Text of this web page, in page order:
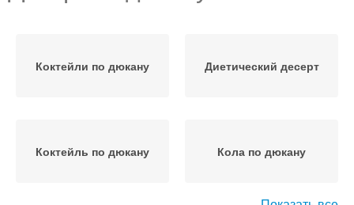
Коктейли по дюкану Диетический десерт
Коктейль по дюкану Кола по дюкану